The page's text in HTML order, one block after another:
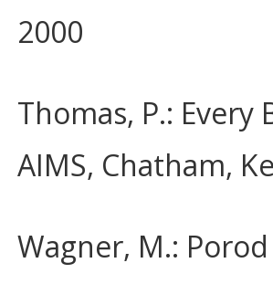
2000
Thomas, P.:
AIMS, Chatham,
Wagner, M.: